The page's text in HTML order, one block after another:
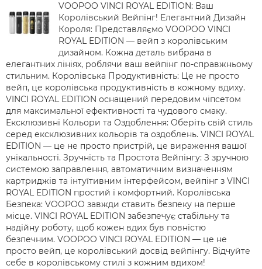
VOOPOO VINCI ROYAL EDITION: Ваш
Королівський Вейпінг! Елегантний Дизайн
Короля: Представляємо VOOPOO VINCI
ROYAL EDITION — вейп з королівським
дизайном. Кожна деталь вибрана в
елегантних лініях, роблячи ваш вейпінг по-справжньому
стильним. Королівська Продуктивність: Це не просто
вейп, це королівська продуктивність в кожному вдиху.
VINCI ROYAL EDITION оснащений передовим чіпсетом
для максимальної ефективності та чудового смаку.
Ексклюзивні Кольори та Оздоблення: Оберіть свій стиль
серед ексклюзивних кольорів та оздоблень. VINCI ROYAL
EDITION — це не просто пристрій, це вираження вашої
унікальності. Зручність та Простота Вейпінгу: З зручною
системою заправлення, автоматичним визначенням
картриджів та інтуїтивним інтерфейсом, вейпінг з VINCI
ROYAL EDITION простий і комфортний. Королівська
Безпека: VOOPOO завжди ставить безпеку на перше
місце. VINCI ROYAL EDITION забезпечує стабільну та
надійну роботу, щоб кожен вдих був повністю
безпечним. VOOPOO VINCI ROYAL EDITION — це не
просто вейп, це королівський досвід вейпінгу. Відчуйте
себе в королівському стилі з кожним вдихом!